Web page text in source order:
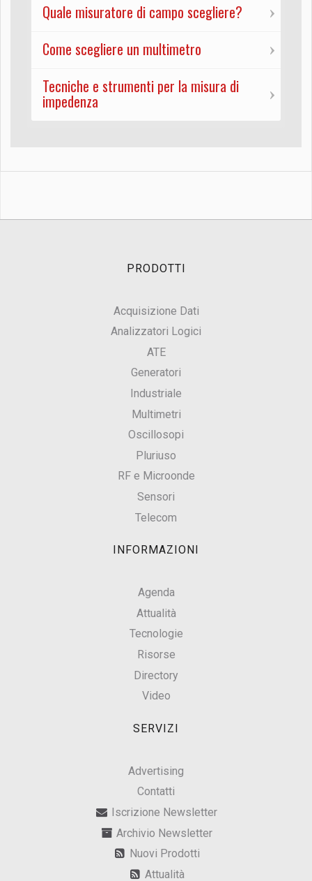
Quale misuratore di campo scegliere?
Come scegliere un multimetro
Tecniche e strumenti per la misura di
impedenza
PRODOTTI
Acquisizione Dati
Analizzatori Logici
ATE
Generatori
Industriale
Multimetri
Oscillosopi
Pluriuso
RF e Microonde
Sensori
Telecom
INFORMAZIONI
Agenda
Attualità
Tecnologie
Risorse
Directory
Video
SERVIZI
Advertising
Contatti
Iscrizione Newsletter
Archivio Newsletter
Nuovi Prodotti
Attualità